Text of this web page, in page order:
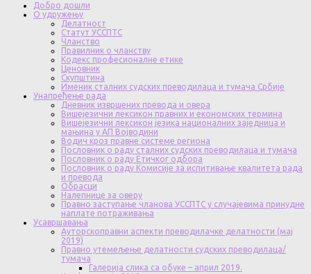
Добро дошли
О удружењу
Делатност
Статут УССПТС
Чланство
Правилник о чланству
Кодекс професионалне етике
Ценовник
Скупштина
Именик сталних судских преводилаца и тумача Србије
Унапређење рада
Дневник извршених превода и овера
Вишејезични лексикон правних и економских термина
Вишејезични лексикон језика националних заједница и
мањина у АП Војводини
Водич кроз правне системе региона
Пословник о раду сталних судских преводилаца и тумача
Пословник о раду Етичког одбора
Пословник о раду Комисије за испитивање квалитета рада
и превода
Обрасци
Налепнице за оверу
Правно заступање чланова УССПТС у случајевима принудне
наплате потраживања
Усавршавања
Ауторскоправни аспекти преводилачке делатности (мај
2019)
Правно утемељење делатности судских преводилаца/
тумача
Галерија слика са обуке – април 2019.